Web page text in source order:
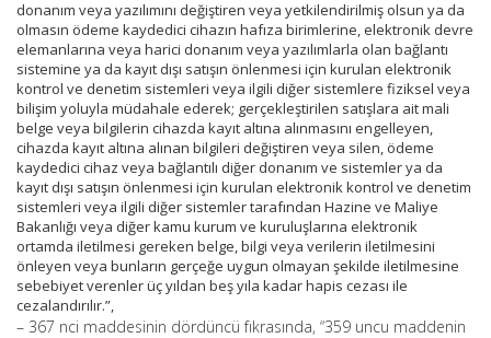
donanım veya yazılımını değiştiren veya yetkilendirilmiş olsun ya da
olmasın ödeme kaydedici cihazın hafıza birimlerine, elektronik devre
elemanlarına veya harici donanım veya yazılımlarla olan bağlantı
sistemine ya da kayıt dışı satışın önlenmesi için kurulan elektronik
kontrol ve denetim sistemleri veya ilgili diğer sistemlere fiziksel veya
bilişim yoluyla müdahale ederek; gerçekleştirilen satışlara ait mali
belge veya bilgilerin cihazda kayıt altına alınmasını engelleyen,
cihazda kayıt altına alınan bilgileri değiştiren veya silen, ödeme
kaydedici cihaz veya bağlantılı diğer donanım ve sistemler ya da
kayıt dışı satışın önlenmesi için kurulan elektronik kontrol ve denetim
sistemleri veya ilgili diğer sistemler tarafından Hazine ve Maliye
Bakanlığı veya diğer kamu kurum ve kuruluşlarına elektronik
ortamda iletilmesi gereken belge, bilgi veya verilerin iletilmesini
önleyen veya bunların gerçeğe uygun olmayan şekilde iletilmesine
sebebiyet verenler üç yıldan beş yıla kadar hapis cezası ile
cezalandırılır.”,
– 367 nci maddesinin dördüncü fıkrasında, “359 uncu maddenin